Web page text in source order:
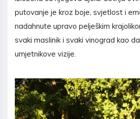
putovanje je kroz boje, svjetlost i
nadahnute upravo pelješkim
svaki maslinik i svaki vinograd kao
umjetnikove vizije.